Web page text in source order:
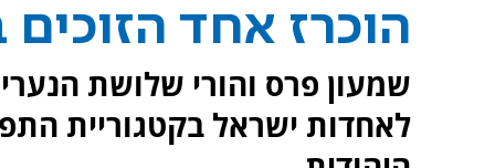
הוכרז אחד
שמעון פרס והורי שלושת
לאחדות ישראל בקטגוריית